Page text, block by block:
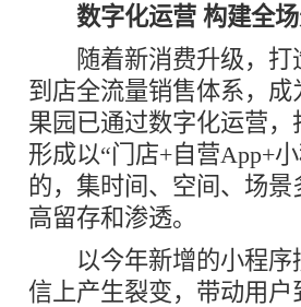
数字化运营 构建全
随着新消费升级，打
到店全流量销售体系，
果园已通过数字化运营
形成以“门店+自营App+
的，集时间、空间、场
高留存和渗透。
以今年新增的小程序
信上产生裂变，带动用